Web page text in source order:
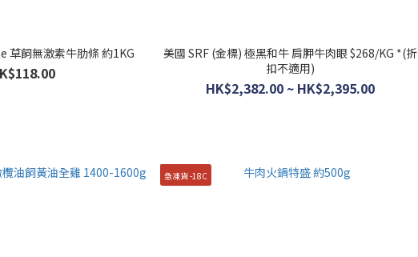
草飼無激素牛肋條 約1KG
美國 SRF (金標) 極黑和牛 肩胛牛肉眼 $268/KG *(折
扣不適用)
HK$2,382.00 ~ HK$2,395.00
急凍貨 -18C